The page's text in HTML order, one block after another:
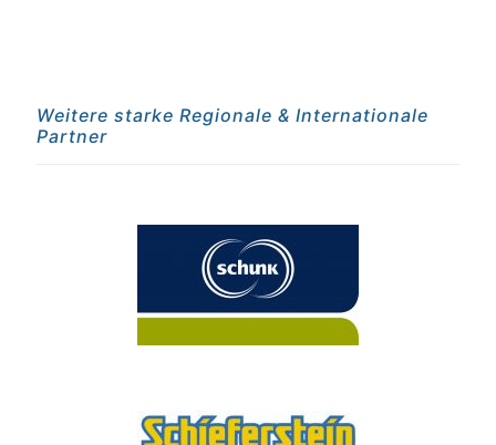
Weitere starke Regionale & Internationale
Partner